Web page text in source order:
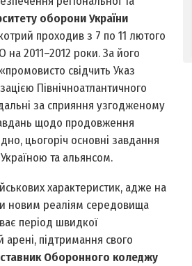
оборони України
проходив з 7 по 11 лютого
на 2011–2012 роки. За його
свідчить Указ
Північноатлантичного
за сприяння узгодженому
щодо продовження
цьогоріч основні завдання
та альянсом.
характеристик, адже на
новим реаліям середовища
період швидкої
арені, підтримання свого
Оборонного коледжу